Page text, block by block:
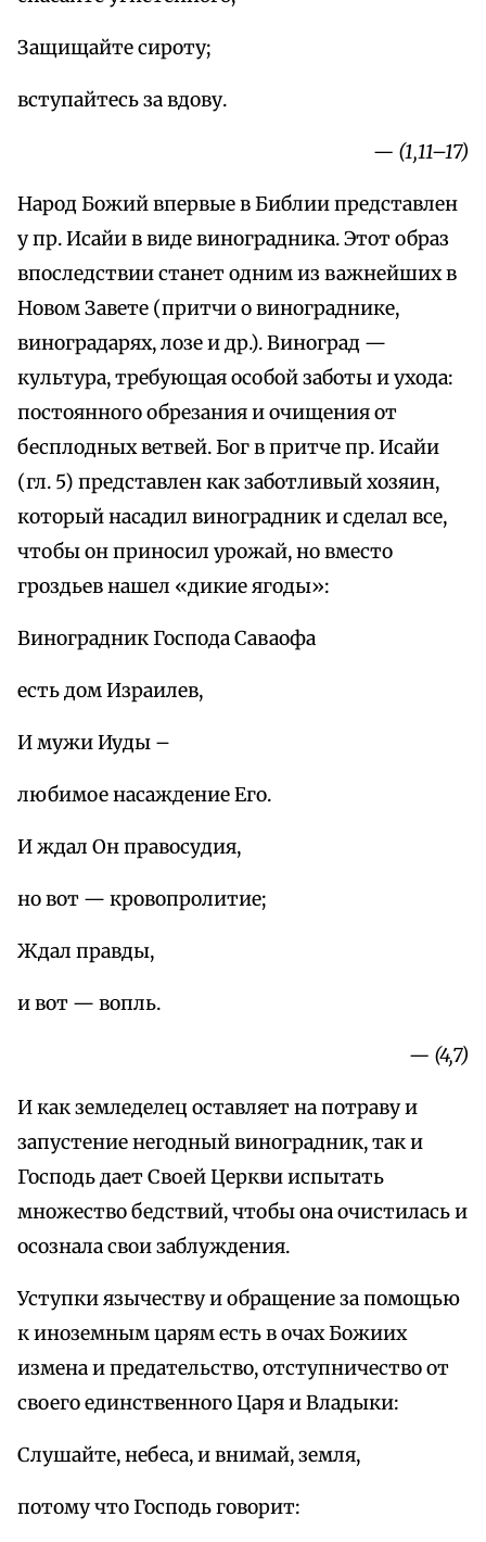
Защищайте сироту;
вступайтесь за вдову.
— (1,11–17)
Народ Божий впервые в Библии представлен
у пр. Исайи в виде виноградника. Этот образ
впоследствии станет одним из важнейших в
Новом Завете (притчи о винограднике,
виноградарях, лозе и др.). Виноград —
культура, требующая особой заботы и ухода:
постоянного обрезания и очищения от
бесплодных ветвей. Бог в притче пр. Исайи
(гл. 5) представлен как заботливый хозяин,
который насадил виноградник и сделал все,
чтобы он приносил урожай, но вместо
гроздьев нашел «дикие ягоды»:
Виноградник Господа Саваофа
есть дом Израилев,
И мужи Иуды –
любимое насаждение Его.
И ждал Он правосудия,
но вот — кровопролитие;
Ждал правды,
и вот — вопль.
— (4,7)
И как земледелец оставляет на потраву и
запустение негодный виноградник, так и
Господь дает Своей Церкви испытать
множество бедствий, чтобы она очистилась и
осознала свои заблуждения.
Уступки язычеству и обращение за помощью
к иноземным царям есть в очах Божиих
измена и предательство, отступничество от
своего единственного Царя и Владыки:
Слушайте, небеса, и внимай, земля,
потому что Господь говорит: